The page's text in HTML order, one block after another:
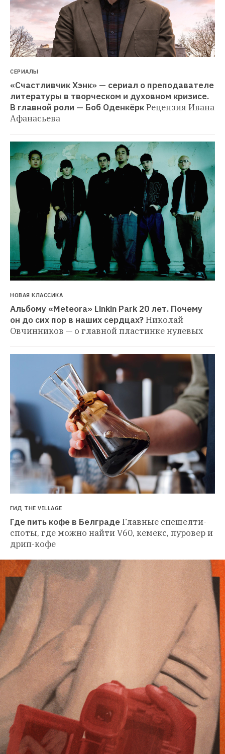
СЕРИАЛЫ
«Счастливчик Хэнк» — сериал о преподавателе
литературы в творческом и духовном кризисе.
В главной роли — Боб ОденкёркРецензия Ивана
Афанасьева
НОВАЯ КЛАССИКА
Альбому «Meteora» Linkin Park 20 лет. Почему
он до сих пор в наших сердцах?Николай
Овчинников — о главной пластинке нулевых
ГИД THE VILLAGE
Где пить кофе в БелградеГлавные спешелти-
споты, где можно найти V60, кемекс, пуровер и
дрип-кофе